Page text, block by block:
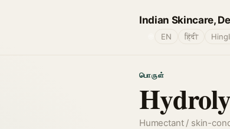
Indian Skincare,
EN हिंदी
பொருள்
Humectant / skin-